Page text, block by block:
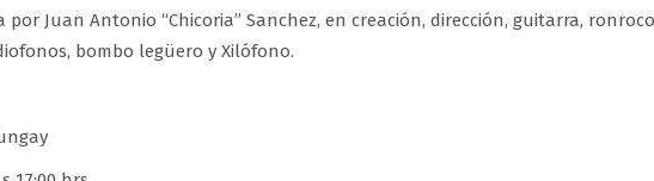
Juan Antonio “Chicoria” Sanchez, en creación, dirección, guitarra,
bombo legüero y Xilófono.